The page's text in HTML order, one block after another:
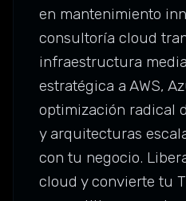
en mantenimiento
consultoría cloud
infraestructura
estratégica a AWS,
optimización radical
y arquitecturas
con tu negocio.
cloud y convierte tu